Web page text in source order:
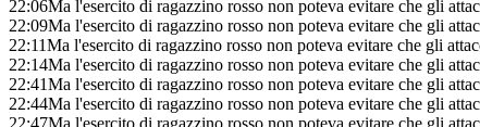
22:06Ma l'esercito di ragazzino rosso non poteva evitare che gli
22:09Ma l'esercito di ragazzino rosso non poteva evitare che gli
22:11Ma l'esercito di ragazzino rosso non poteva evitare che gli
22:14Ma l'esercito di ragazzino rosso non poteva evitare che gli
22:41Ma l'esercito di ragazzino rosso non poteva evitare che gli
22:44Ma l'esercito di ragazzino rosso non poteva evitare che gli